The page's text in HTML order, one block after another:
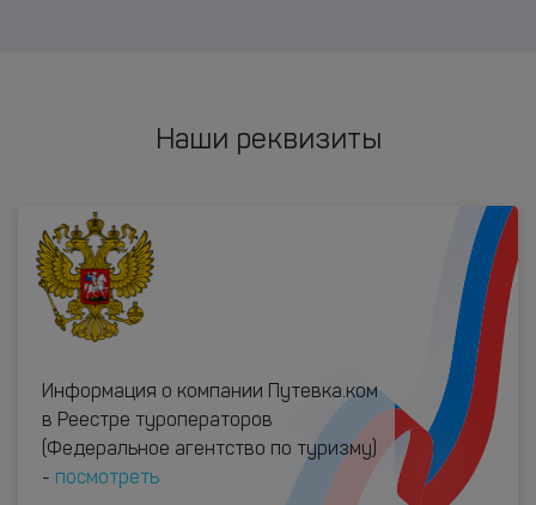
Наши реквизиты
Информация о компании Путевка.ком
в Реестре туроператоров
(Федеральное агентство по туризму)
- посмотреть